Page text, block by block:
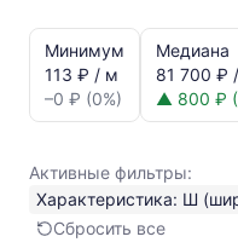
динамика
цен:
Двутавр
(широкополочный)
Показаны
минимальная,
медианная
Минимум
113 ₽ / м
–0 ₽ (0%)
Медиана
81 700 ₽
▲ 800 ₽
Активные фильтры:
Характеристика: Ш
Сбросить все